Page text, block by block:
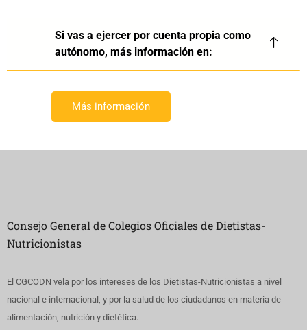
Si vas a ejercer por cuenta propia como
autónomo, más información en:
Más información
Consejo General de Colegios Oficiales de Dietistas-
Nutricionistas
El CGCODN vela por los intereses de los Dietistas-Nutricionistas a nivel
nacional e internacional, y por la salud de los ciudadanos en materia de
alimentación, nutrición y dietética.